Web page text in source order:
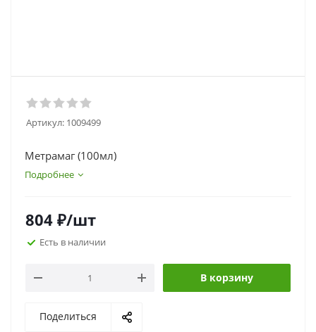
Артикул: 1009499
Метрамаг (100мл)
Подробнее
804 ₽/шт
Есть в наличии
В корзину
Поделиться